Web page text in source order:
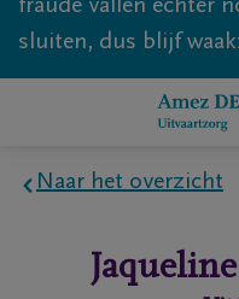
fraude vallen echter
sluiten, dus blijf
Naar het overzicht
Jaqueline